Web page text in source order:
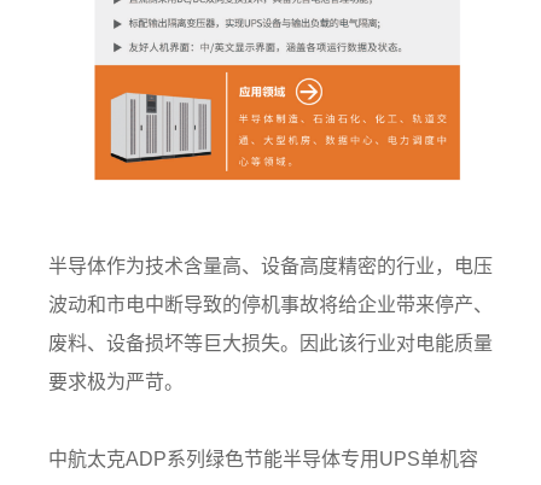
半导体作为技术含量高、设备高度精密的行业，电压
波动和市电中断导致的停机事故将给企业带来停产、
废料、设备损坏等巨大损失。因此该行业对电能质量
要求极为严苛。
中航太克ADP系列绿色节能半导体专用UPS单机容